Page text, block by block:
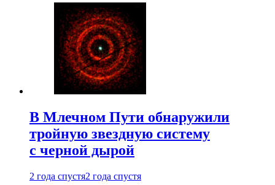
В Млечном Пути обнаружили
тройную звездную систему
с черной дырой
2 года спустя2 года спустя